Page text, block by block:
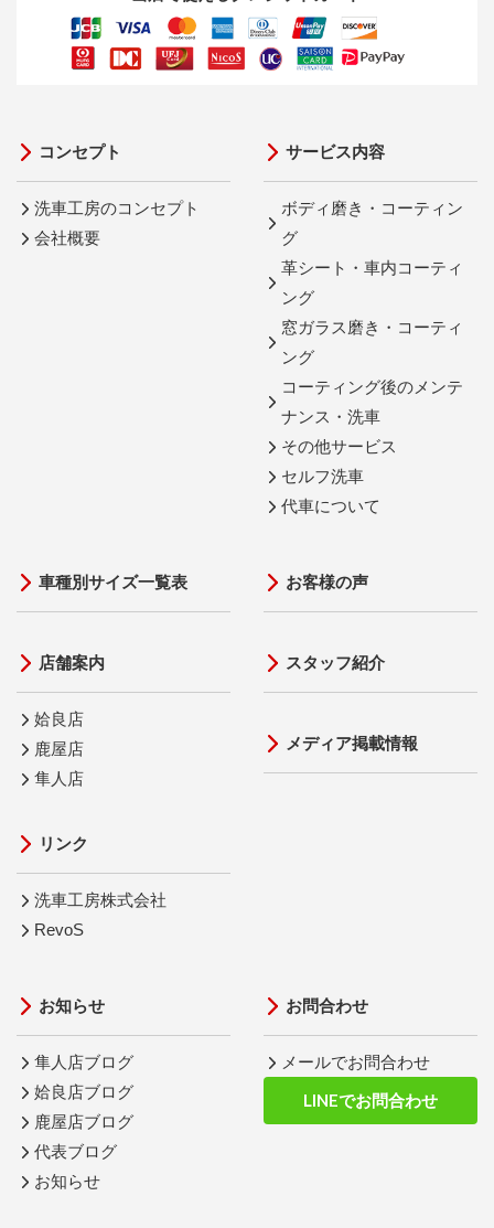
コンセプト
洗車工房のコンセプト
会社概要
サービス内容
ボディ磨き・コーティン
グ
革シート・車内コーティ
ング
窓ガラス磨き・コーティ
ング
コーティング後のメンテ
ナンス・洗車
その他サービス
セルフ洗車
代車について
車種別サイズ一覧表
店舗案内
姶良店
鹿屋店
隼人店
リンク
洗車工房株式会社
RevoS
お客様の声
スタッフ紹介
メディア掲載情報
お知らせ
隼人店ブログ
姶良店ブログ
鹿屋店ブログ
代表ブログ
お知らせ
お問合わせ
メールでお問合わせ
LINEでお問合わせ